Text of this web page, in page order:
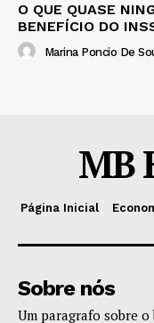
O QUE QUASE
BENEFÍCIO DO
Marina Poncio De
MB
Página Inicial
Sobre nós
Um paragrafo sobre o